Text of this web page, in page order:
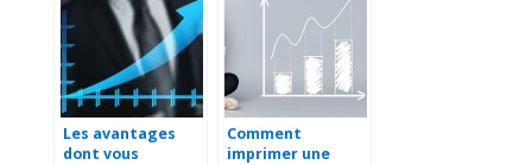
Les avantages
dont vous
Comment
imprimer une